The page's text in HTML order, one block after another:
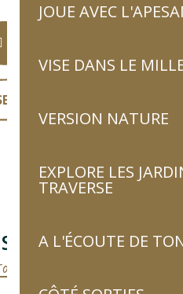
JOUE AVEC
VISE DANS LE
VERSION NATURE
EXPLORE LES
TRAVERSE
A L'ÉCOUTE DE
AVENTURES